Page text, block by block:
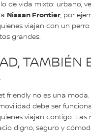
de vida mixto: urbano,
Nissan Frontier, por
viajan con un
grandes.
TAMBIÉN
friendly no es una moda.
debe ser
viajan contigo. Las
digno, seguro y